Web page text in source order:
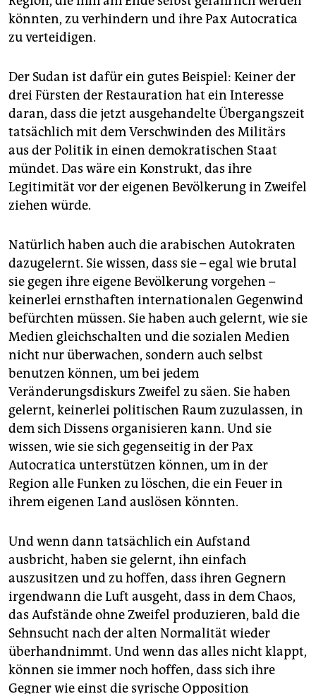
könnten, zu verhindern und ihre Pax Autocratica
zu verteidigen.
Der Sudan ist dafür ein gutes Beispiel: Keiner der
drei Fürsten der Restauration hat ein Interesse
daran, dass die jetzt ausgehandelte Übergangszeit
tatsächlich mit dem Verschwinden des Militärs
aus der Politik in einen demokratischen Staat
mündet. Das wäre ein Konstrukt, das ihre
Legitimität vor der eigenen Bevölkerung in Zweifel
ziehen würde.
Natürlich haben auch die arabischen Autokraten
dazugelernt. Sie wissen, dass sie – egal wie brutal
sie gegen ihre eigene Bevölkerung vorgehen –
keinerlei ernsthaften internationalen Gegenwind
befürchten müssen. Sie haben auch gelernt, wie sie
Medien gleichschalten und die sozialen Medien
nicht nur überwachen, sondern auch selbst
benutzen können, um bei jedem
Veränderungsdiskurs Zweifel zu säen. Sie haben
gelernt, keinerlei politischen Raum zuzulassen, in
dem sich Dissens organisieren kann. Und sie
wissen, wie sie sich gegenseitig in der Pax
Autocratica unterstützen können, um in der
Region alle Funken zu löschen, die ein Feuer in
ihrem eigenen Land auslösen könnten.
Und wenn dann tatsächlich ein Aufstand
ausbricht, haben sie gelernt, ihn einfach
auszusitzen und zu hoffen, dass ihren Gegnern
irgendwann die Luft ausgeht, dass in dem Chaos,
das Aufstände ohne Zweifel produzieren, bald die
Sehnsucht nach der alten Normalität wieder
überhandnimmt. Und wenn das alles nicht klappt,
können sie immer noch hoffen, dass sich ihre
Gegner wie einst die syrische Opposition